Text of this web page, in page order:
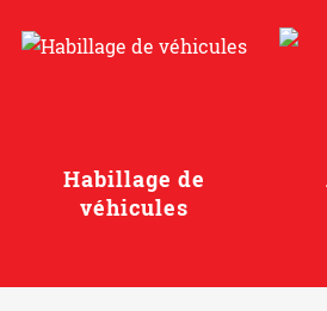
Habillage de
véhicules